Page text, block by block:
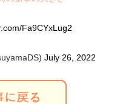
Fa9CYxLug2
July 26, 2022